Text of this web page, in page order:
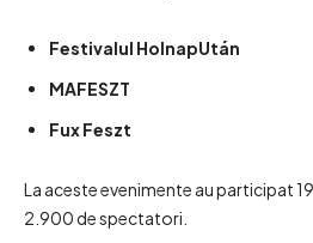
Festivalul HolnapUtán
MAFESZT
Fux Feszt
La aceste evenimente au participat
2.900 de spectatori.